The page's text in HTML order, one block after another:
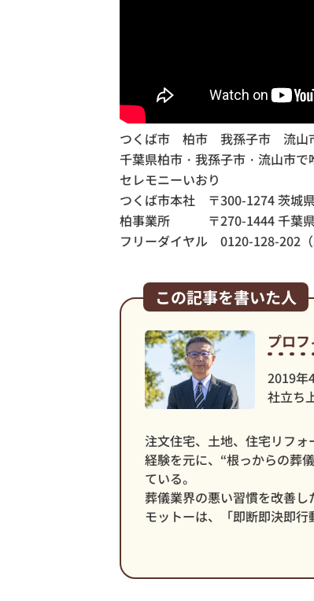
つくば市 柏市 我孫子市 流
千葉県柏市・我孫子市・流山市
セレモニーいおり
つくば市本社 〒300-1274 茨城
柏事業所 〒270-1444 千葉
フリーダイヤル 0120-128-202（
この記事を書いた人
プロ
2019年
社立ち
注文住宅、土地、住宅リフ
経験を元に、“根っからの葬
ている。
葬儀業界の悪い習慣を改善し
モットーは、「即断即決即行